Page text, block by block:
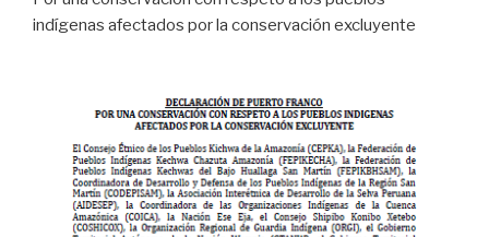
indígenas afectados por la conservación excluyente